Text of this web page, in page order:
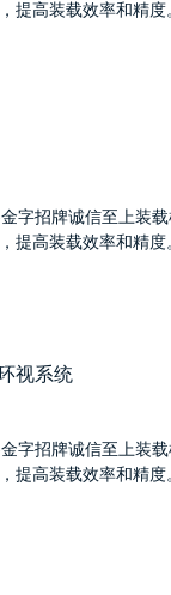
提高装载效率和精度
通过实时监控装载
字招牌诚信至上装
提高装载效率和精度
通过实时监控装载
视系统
字招牌诚信至上装
提高装载效率和精度
通过实时监控装载